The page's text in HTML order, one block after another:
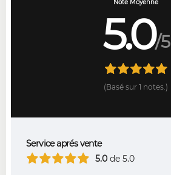
Note Moyenne
5.0/5
(Basé sur 1 notes.)
Service aprés vente
5.0 de 5.0